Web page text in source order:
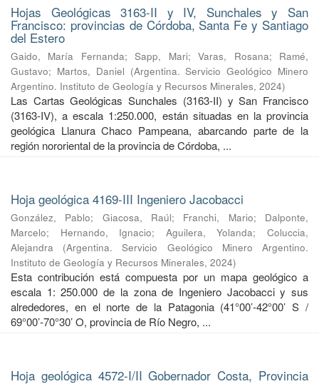
Hojas Geológicas 3163-II y IV, Sunchales y San
Francisco: provincias de Córdoba, Santa Fe y Santiago
del Estero
Gaido, María Fernanda;Sapp, Mari;Varas, Rosana; Ramé,
Gustavo; Martos, Daniel (Argentina. Servicio Geológico Minero
Argentino. Instituto de Geología y Recursos Minerales, 2024)
Las Cartas Geológicas Sunchales (3163-II) y San Francisco
(3163-IV), a escala 1:250.000, están situadas en la provincia
geológica Llanura Chaco Pampeana, abarcando parte de la
región nororiental de la provincia de Córdoba, ...
Hoja geológica 4169-III Ingeniero Jacobacci
González, Pablo; Giacosa, Raúl; Franchi, Mario; Dalponte,
Marcelo; Hernando, Ignacio; Aguilera, Yolanda;Coluccia,
Alejandra
(Argentina. Servicio Geológico Minero Argentino.
Instituto de Geología y Recursos Minerales, 2024)
Esta contribución está compuesta por un mapa geológico a
escala 1: 250.000 de la zona de Ingeniero Jacobacci y sus
alrededores, en el norte de la Patagonia (41°00’-42°00’ S /
69°00’-70°30’ O, provincia de Río Negro, ...
Hoja geológica 4572-I/II Gobernador Costa, Provincia